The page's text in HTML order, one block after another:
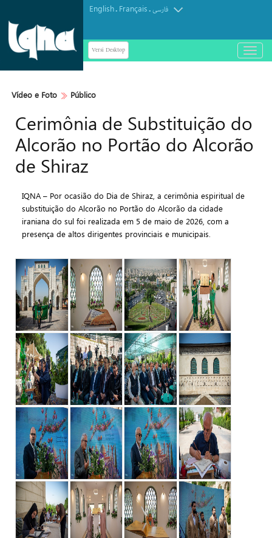
English. Français.فارسی
Versi Desktop
باز
و
Vídeo e Foto Público
Cerimônia de Substituição do
Alcorão no Portão do Alcorão
de Shiraz
IQNA – Por ocasião do Dia de Shiraz, a cerimônia espiritual de
substituição do Alcorão no Portão do Alcorão da cidade
iraniana do sul foi realizada em 5 de maio de 2026, com a
presença de altos dirigentes provinciais e municipais.